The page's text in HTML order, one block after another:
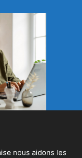
nous aidons les